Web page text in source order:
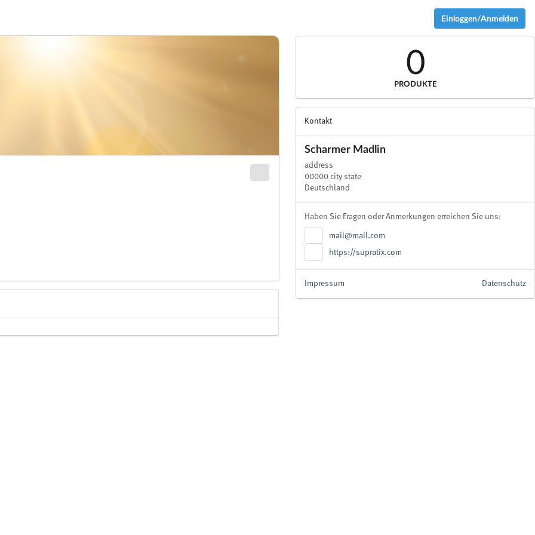
Einloggen/Anmelden
0
PRODUKTE
Kontakt
Scharmer Madlin
address
00000 city state
Deutschland
Haben Sie Fragen oder Anmerkungen erreichen Sie uns:
mail@mail.com
https://supratix.com
Datenschutz
Impressum